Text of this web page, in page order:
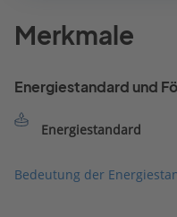
Merkmale
Energiestandard und
Energiestandard
Bedeutung der